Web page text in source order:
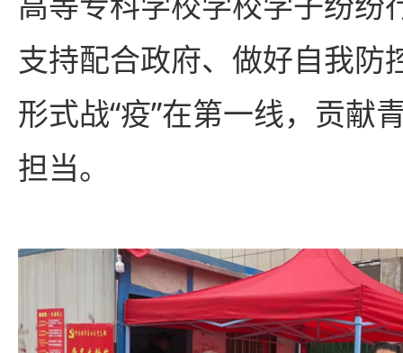
支持配合政府、做好自我防
形式战“疫”在第一线，贡献
担当。